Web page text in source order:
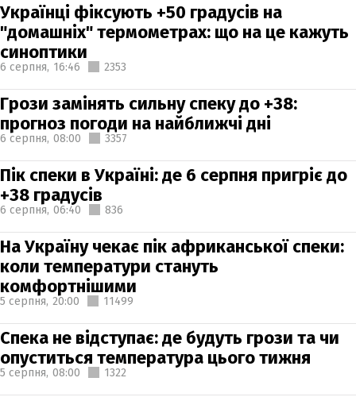
Українці фіксують +50 градусів на
"домашніх" термометрах: що на це кажуть
синоптики
6 серпня, 16:46 2353
Грози замінять сильну спеку до +38:
прогноз погоди на найближчі дні
6 серпня, 08:00 3357
Пік спеки в Україні: де 6 серпня пригріє до
+38 градусів
6 серпня, 06:40 836
На Україну чекає пік африканської спеки:
коли температури стануть
комфортнішими
5 серпня, 20:00 11499
Спека не відступає: де будуть грози та чи
опуститься температура цього тижня
5 серпня, 08:00 1322